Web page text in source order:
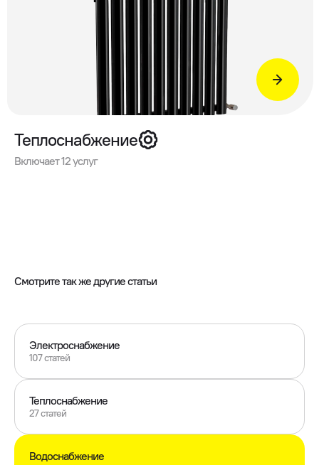
Теплоснабжение
Включает 12 услуг
Смотрите так же другие статьи
Электроснабжение
107 статей
Теплоснабжение
27 статей
Водоснабжение